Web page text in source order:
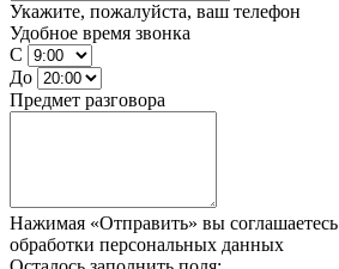
Укажите, пожалуйста, ваш телефон
Удобное время звонка
С
До
Предмет разговора
Нажимая «Отправить» вы соглашаетесь
обработки персональных данных